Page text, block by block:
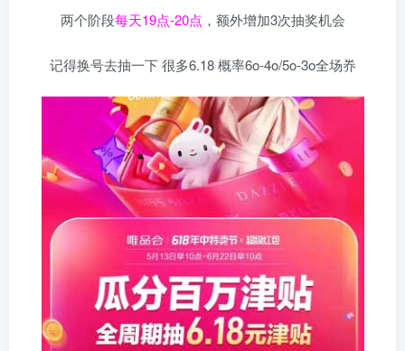
两个阶段每天19点-20点 ，额外增加3次抽奖机会
记得换号去抽一下 很多6.18 概率6o-4o/5o-3o全场奍